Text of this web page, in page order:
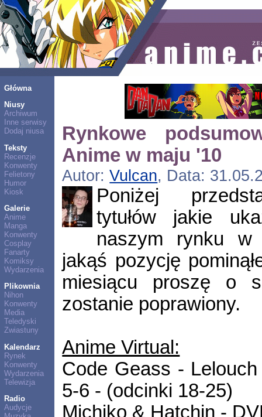
Główna
Niusy
Archiwum
Inne serwisy
Dodaj niusa
Teksty
Recenzje
Konwenty
Felietony
Humor
Kiosk
Galerie
Anime
Manga
Konwenty
Cosplay
Fanarty
Komiksy
Wydarzenia
Plikownia
Nihon
Konwenty
Media
Teledyski
Zwiastuny
Kalendarz
Rynek
Konwenty
Wydarzenia
Telewizja
Radio
Audycje
Rynkowe
Anime w maju '10
Autor:Vulcan, Data:
Poniżej
tytułów jakie
naszym rynku w
jakąś pozycję
miesiącu proszę o
zostanie poprawiony.
Anime Virtual:
Code Geass -
5-6 - (odcinki 18-25)
Michiko & Hatchin -